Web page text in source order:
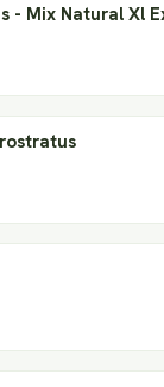
- Mix Natural Xl